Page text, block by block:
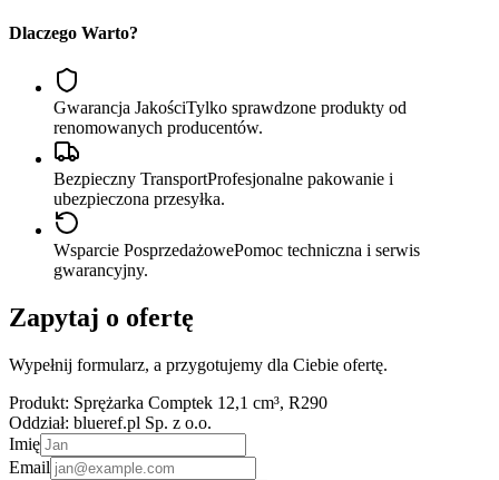
Dlaczego Warto?
Gwarancja JakościTylko sprawdzone produkty od
renomowanych producentów.
Bezpieczny TransportProfesjonalne pakowanie i
ubezpieczona przesyłka.
Wsparcie PosprzedażowePomoc techniczna i serwis
gwarancyjny.
Zapytaj o ofertę
Wypełnij formularz, a przygotujemy dla Ciebie ofertę.
Produkt: Sprężarka Comptek 12,1 cm³, R290
Oddział: blueref.pl Sp. z o.o.
Imię
Email